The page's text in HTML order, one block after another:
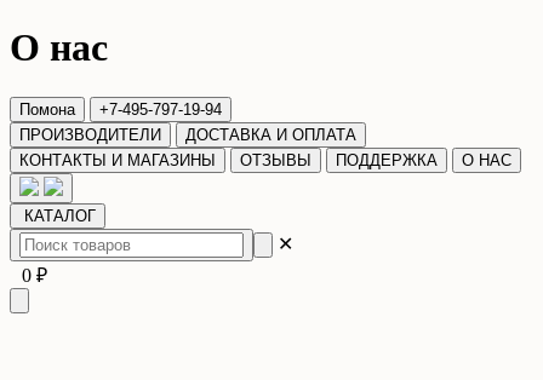
О нас
Помона
+7-495-797-19-94
ПРОИЗВОДИТЕЛИ
ДОСТАВКА И ОПЛАТА
КОНТАКТЫ И МАГАЗИНЫ
ОТЗЫВЫ ПОДДЕРЖКА О НАС
КАТАЛОГ
✕
0 ₽